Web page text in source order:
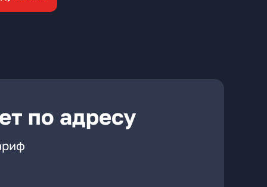
по адресу